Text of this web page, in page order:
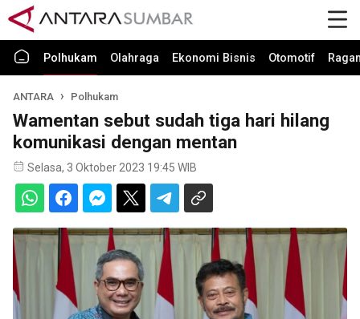
Polhukam Olahraga Ekonomi Bisnis Otomotif
ANTARA Polhukam
Wamentan sebut sudah tiga hari hilang
komunikasi dengan mentan
Selasa, 3 Oktober 2023 19:45 WIB